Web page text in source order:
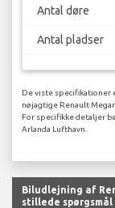
Antal døre
Antal pladser
De viste specifikationer
nøjagtige Renault
For specifikke detaljer
Arlanda Lufthavn.
Biludlejning af
stillede spørgsmål